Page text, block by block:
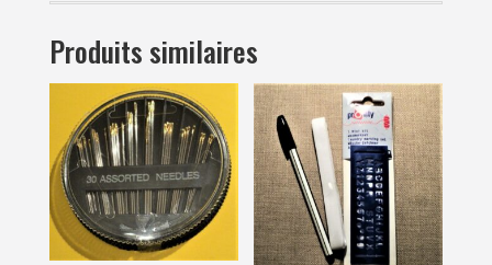
Produits similaires